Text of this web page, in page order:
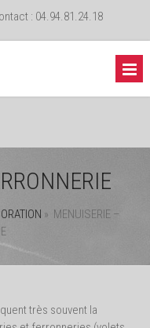
: 04.94.81.24.18
» MENUISERIE –
très souvent la